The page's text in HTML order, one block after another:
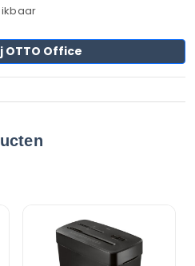
OTTO Office